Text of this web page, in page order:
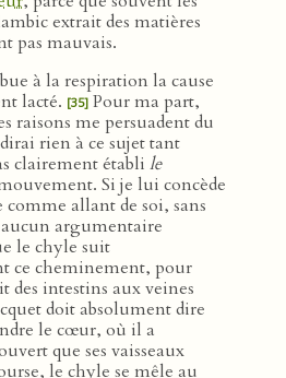
extrait des matières
pas mauvais.
à la respiration la cause
lacté. [35] Pour ma part,
raisons me persuadent du
rien à ce sujet tant
clairement établi le
Si je lui concède
comme allant de soi, sans
aucun argumentaire
le chyle suit
ce cheminement, pour
des intestins aux veines
doit absolument dire
le cœur, où il a
que ses vaisseaux
le chyle se mêle au